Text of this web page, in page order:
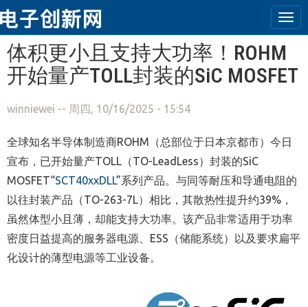
跳转到主要内容
体积更小且支持大功率！ROHM
开始量产TOLL封装的SiC MOSFET
winniewei -- 周四, 10/16/2025 - 15:54
全球知名半导体制造商ROHM（总部位于日本京都市）今日
宣布，已开始量产TOLL（TO-LeadLess）封装的SiC
MOSFET“SCT40xxDLL”系列产品。与同等耐压和导通电阻的
以往封装产品（TO-263-7L）相比，其散热性提升约39%，
虽然体型小且薄，却能支持大功率。该产品非常适用于功率
密度日益提高的服务器电源、ESS（储能系统）以及要求扁平
化设计的薄型电源等工业设备。